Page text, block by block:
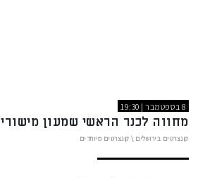
8 בספטמבר | 19:30
מחווה לכנר הראשי שמעון מישורי
קונצרטים בירושלים \ קונצרטים מיוחדים